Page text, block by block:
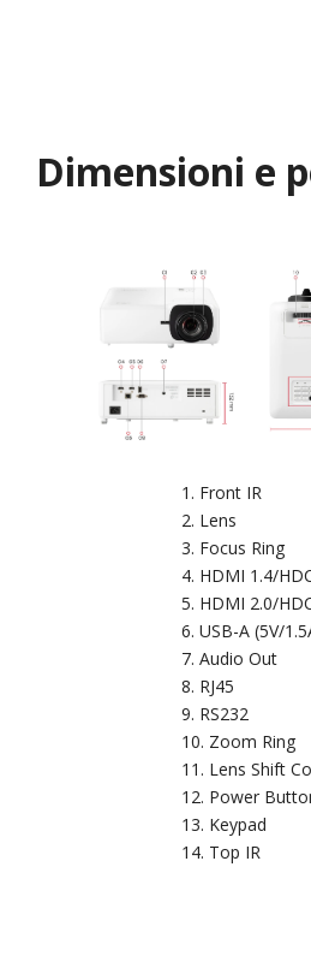
Dimensioni e
Front IR
Lens
Focus Ring
HDMI 1.4/
HDMI 2.0/
USB-A (5V/
Audio Out
RJ45
RS232
Zoom Ring
Lens Shift
Power
Keypad
Top IR